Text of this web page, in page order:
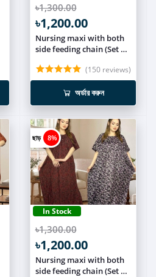
৳1,300.00
৳1,200.00
Nursing maxi with both
side feeding chain (Set of
(150 reviews)
অর্ডার করুন
ছাড় 8%
In Stock
৳1,300.00
৳1,200.00
Nursing maxi with both
side feeding chain (Set of